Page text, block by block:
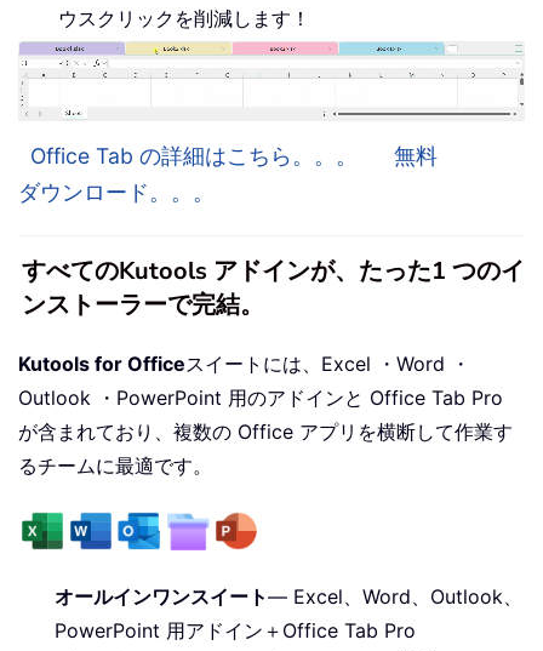
ウスクリックを削減します！
Office Tab の詳細はこちら。。。
無料
ダウンロード。。。
すべてのKutools アドインが、たった1 つのイ
ンストーラーで完結。
Kutools for Officeスイートには、Excel ・Word ・
Outlook ・PowerPoint 用のアドインと Office Tab Pro
が含まれており、複数の Office アプリを横断して作業す
るチームに最適です。
オールインワンスイート— Excel、Word、Outlook、
PowerPoint 用アドイン＋Office Tab Pro